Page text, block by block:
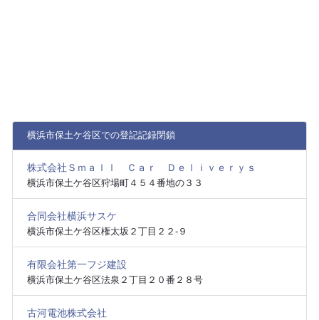
横浜市保土ケ谷区での登記記録閉鎖
株式会社Ｓｍａｌｌ Ｃａｒ Ｄｅｌｉｖｅｒｙｓ
横浜市保土ケ谷区狩場町４５４番地の３３
合同会社横浜サスケ
横浜市保土ケ谷区権太坂２丁目２２‐９
有限会社第一フジ建設
横浜市保土ケ谷区法泉２丁目２０番２８号
古河電池株式会社